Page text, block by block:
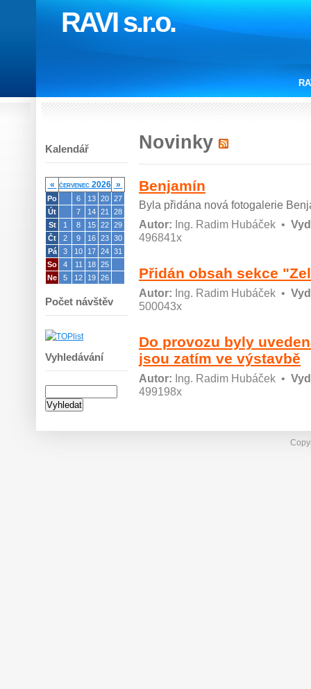
RAVI s.r.o.
Kalendář
« červenec 2026 »
Po 6 13 20 27
Út
7 14 21
28
St
1 8 15 22 29
Čt
2 9 16 23 30
Pá
3 10 17 24 31
So
4 11 18 25
Ne
5 12 19 26
Počet návštěv
Vyhledávání
Novinky
Benjamín
Byla přidána nová fotogalerie
Autor: Ing. Radim Hubáček •
496841x
Přidán obsah sekce
Autor: Ing. Radim Hubáček •
500043x
Do provozu byly
jsou zatím ve výstavbě
Autor: Ing. Radim Hubáček •
499198x